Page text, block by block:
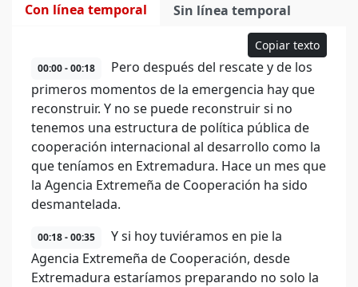
Con línea temporal Sin línea temporal
Copiar texto
00:00 - 00:18
Pero después del rescate y de los
primeros momentos de la emergencia hay que
reconstruir. Y no se puede reconstruir si no
tenemos una estructura de política pública de
cooperación internacional al desarrollo como la
que teníamos en Extremadura. Hace un mes que
la Agencia Extremeña de Cooperación ha sido
desmantelada.
00:18 - 00:35
Y si hoy tuviéramos en pie la
Agencia Extremeña de Cooperación, desde
Extremadura estaríamos preparando no solo la